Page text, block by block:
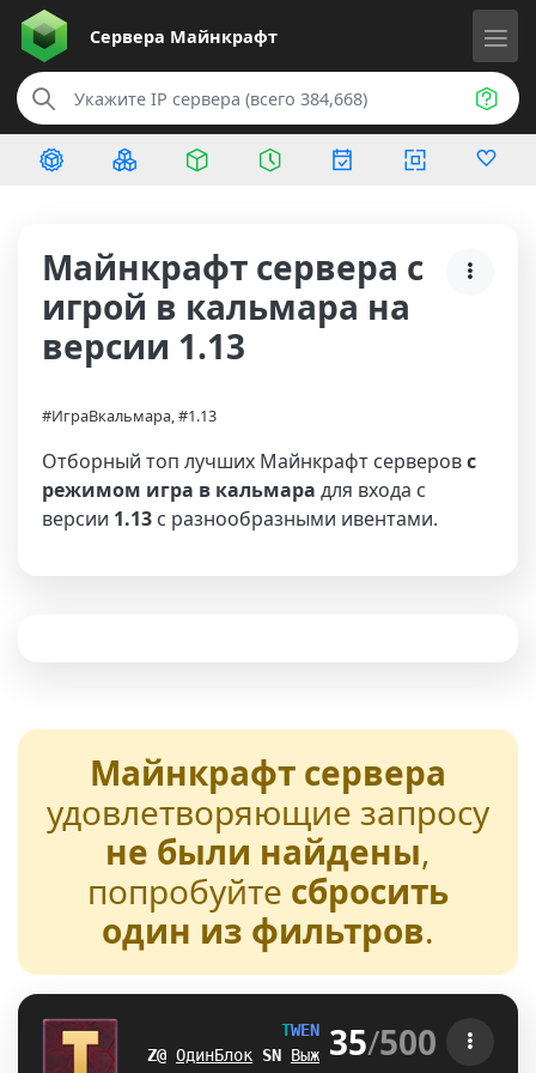
Сервера Майнкрафт
Майнкрафт сервера с
игрой в кальмара на
версии 1.13
#ИграВкальмара, #1.13
Отборный топ лучших Майнкрафт серверовс
режимом игра в кальмара для входа с
версии 1.13 с разнообразными ивентами.
Майнкрафт сервера
удовлетворяющие запросу
не были найдены,
попробуйте сбросить
один из фильтров.
TWEN UR E
[1.21-26.2]
@[ ОдинБлок RH Выживание EJ БедВарс
35/500